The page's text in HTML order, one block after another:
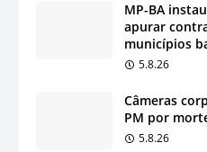
MP-BA
apurar
municípios
5.8.26
Câmeras
PM por
5.8.26